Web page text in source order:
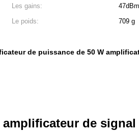
Les gains:
47dBm
Le poids:
709 g
de puissance de 50 W
de